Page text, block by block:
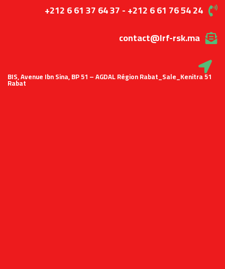
+212 6 61 37 64 37 - +212 6 61 76 54 24
contact@lrf-rsk.ma
51 BIS, Avenue Ibn Sina, BP 51 – AGDAL Région Rabat_Sale_Kenitra
Rabat